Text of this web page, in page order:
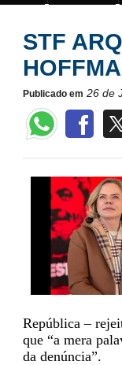
STF
Publicado em 26 de
República –
que “a mera
da denúncia”.